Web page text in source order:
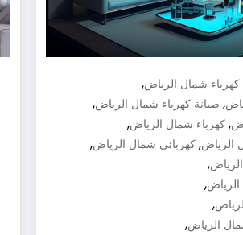
كهرباء شمال الرياض,
, صيانة كهرباء شمال الرياض,
, كهرباء شمال الرياض,
الرياض, كهربائي شمال الرياض,
,
,
,
الرياض,